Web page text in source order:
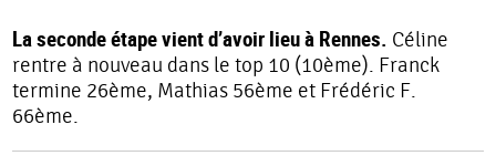
La seconde étape vient d’avoir lieu à Rennes. Céline
rentre à nouveau dans le top 10 (10ème). Franck
termine 26ème, Mathias 56ème et Frédéric F.
66ème.